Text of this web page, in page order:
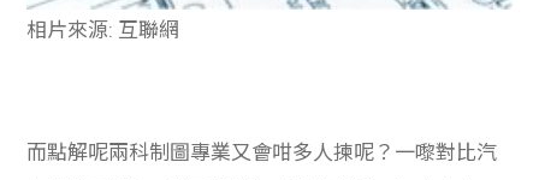
相片來源: 互聯網
而點解呢兩科制圖專業又會咁多人揀呢？一嚟對比汽